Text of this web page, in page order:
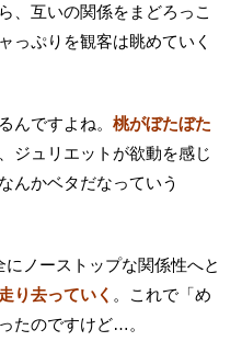
、互いの関係をまどろっこ
っぷりを観客は眺めていく
んですよね。 桃がぼたぼた
ジュリエットが欲動を感じ
んかベタだなっていう
ノーストップな関係性へと
り去っていく 。これで「め
たのですけど…。